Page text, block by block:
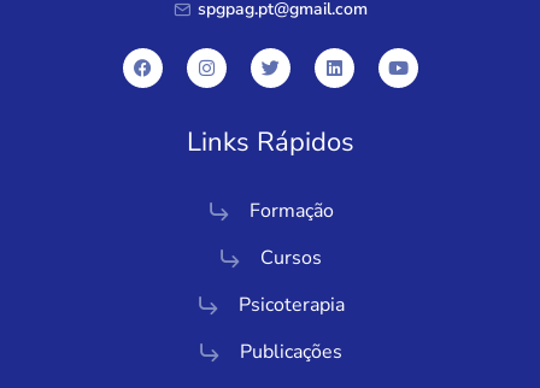
spgpag.pt@gmail.com
Links Rápidos
Formação
Cursos
Psicoterapia
Publicações